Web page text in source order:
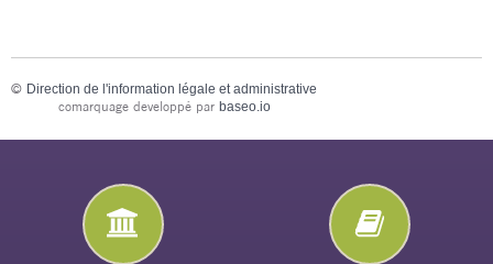
© Direction de l'information légale et administrative
comarquage developpé par baseo.io